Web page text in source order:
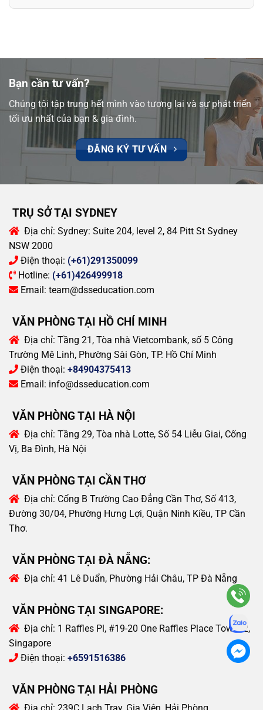
Bạn cần tư vấn?
Chúng tôi tập trung hết mình vào tương lai và sự phát triển
tối ưu nhất của bạn & gia đình.
ĐĂNG KÝ TƯ VẤN
TRỤ SỞ TẠI SYDNEY
Địa chỉ: Sydney: Suite 204, level 2, 84 Pitt St Sydney
NSW 2000
Điện thoại: (+61)291350099
Hotline: (+61)426499918
Email: team@dsseducation.com
VĂN PHÒNG TẠI HỒ CHÍ MINH
Địa chỉ: Tầng 21, Tòa nhà Vietcombank, số 5 Công
Trường Mê Linh, Phường Sài Gòn, TP. Hồ Chí Minh
Điện thoại: +84904375413
Email: info@dsseducation.com
VĂN PHÒNG TẠI HÀ NỘI
Địa chỉ: Tầng 29, Tòa nhà Lotte, Số 54 Liễu Giai, Cống
Vị, Ba Đình, Hà Nội
VĂN PHÒNG TẠI CẦN THƠ
Địa chỉ: Cổng B Trường Cao Đẳng Cần Thơ, Số 413,
Đường 30/04, Phường Hưng Lợi, Quận Ninh Kiều, TP Cần
Thơ.
VĂN PHÒNG TẠI ĐÀ NẴNG:
Địa chỉ: 41 Lê Duẩn, Phường Hải Châu, TP Đà Nẵng
VĂN PHÒNG TẠI SINGAPORE:
Địa chỉ: 1 Raffles Pl, #19-20 One Raffles Place Tower 2,
Singapore
Điện thoại: +6591516386
VĂN PHÒNG TẠI HẢI PHÒNG